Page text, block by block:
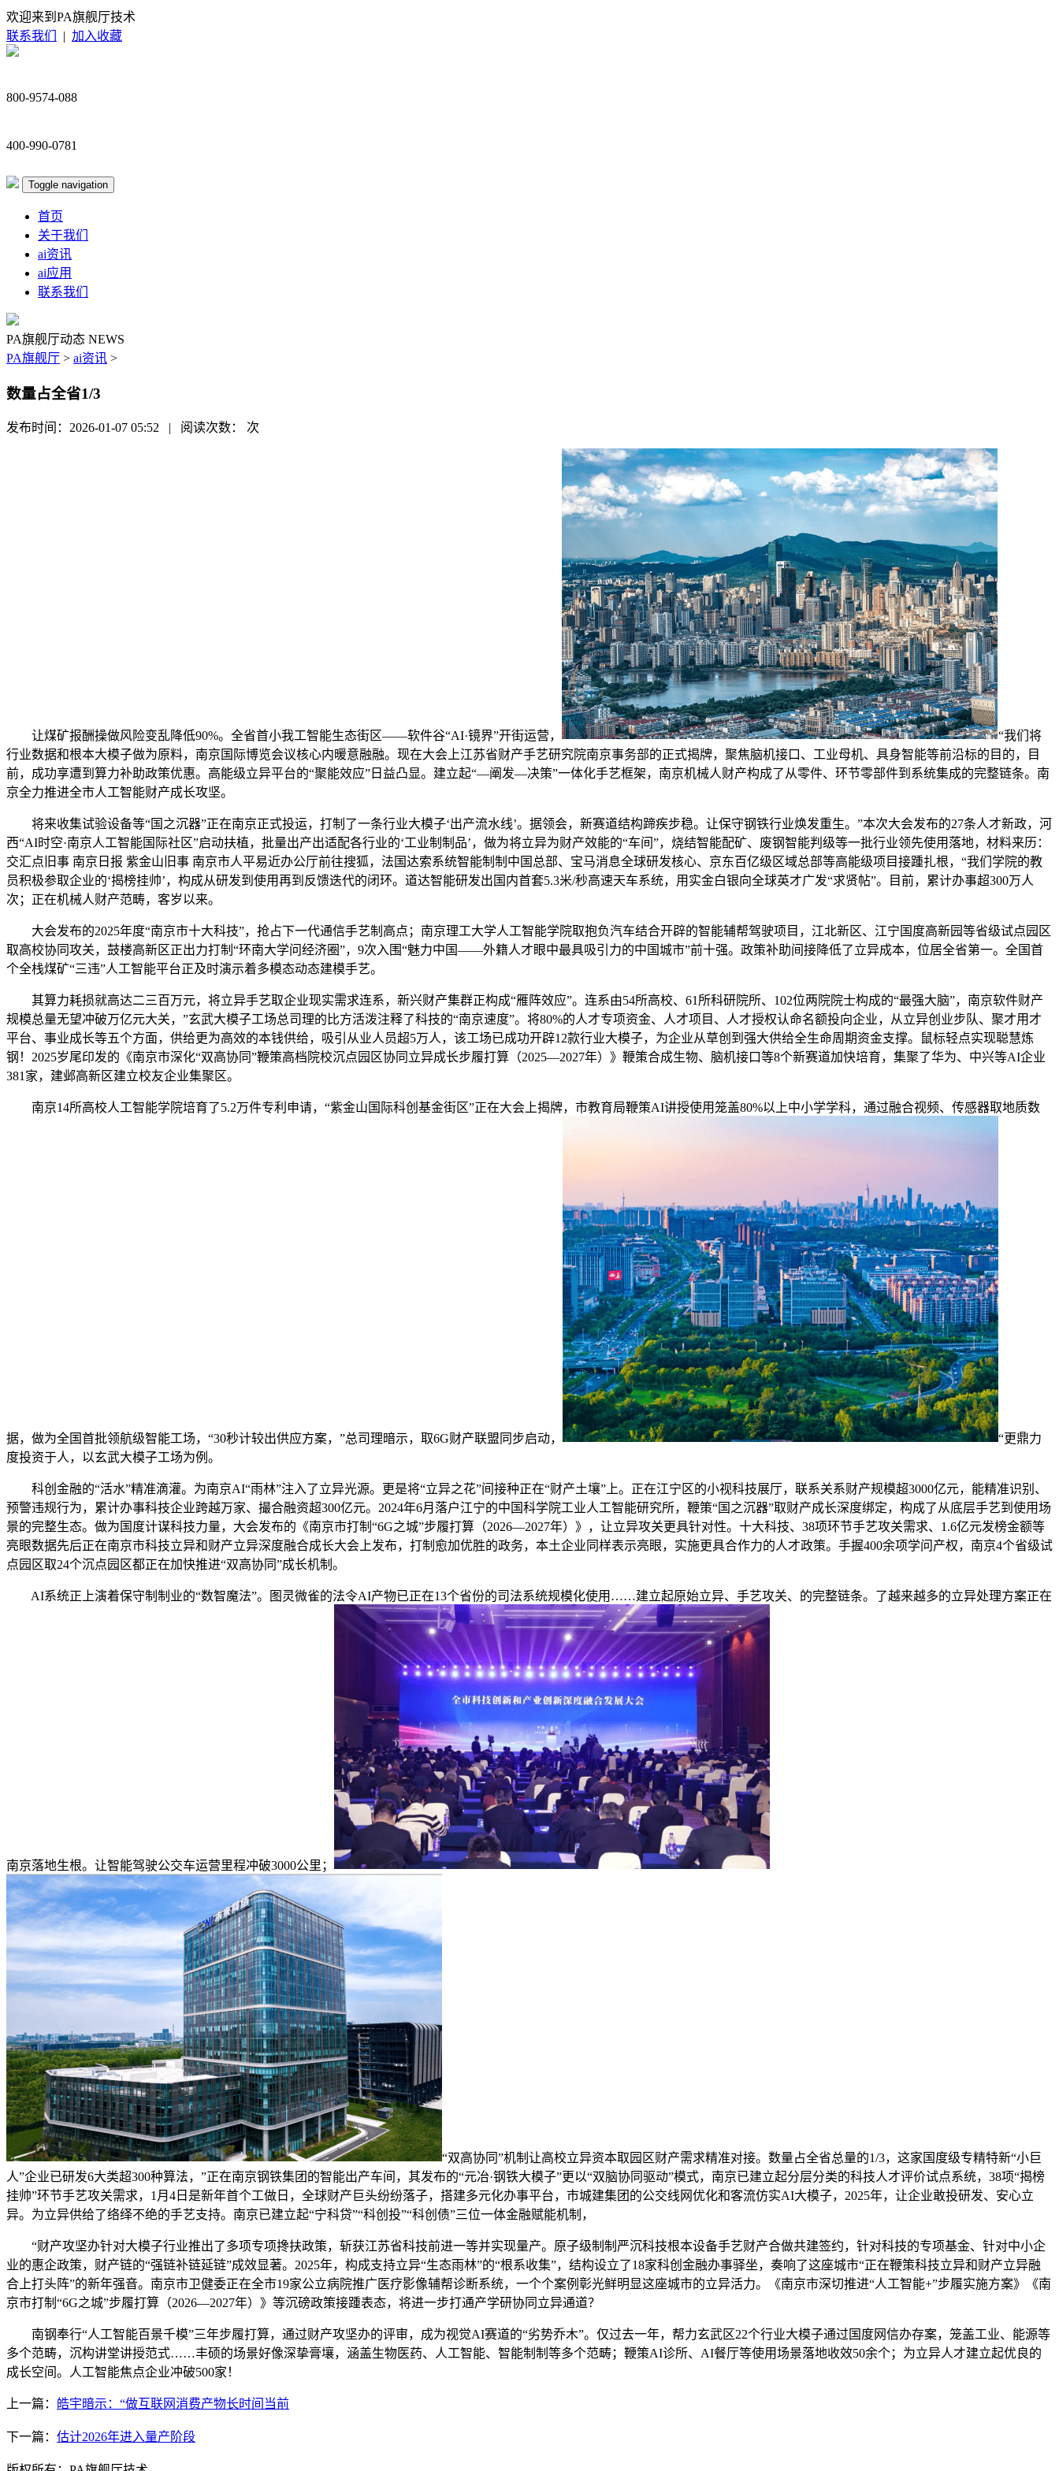
欢迎来到PA旗舰厅技术
联系我们
| 加入收藏
800-9574-088
400-990-0781
Toggle navigation
首页
关于我们
ai资讯
ai应用
联系我们
PA旗舰厅动态 NEWS
PA旗舰厅 > ai资讯 >
数量占全省1/3
发布时间：2026-01-07 05:52 | 阅读次数： 次
让煤矿报酬操做风险变乱降低90%。全省首小我工智能生态街区——软件谷“AI·镜界”开街运营，
“我们将
行业数据和根本大模子做为原料，南京国际博览会议核心内暖意融融。现在大会上江苏省财产手艺研究院南京事务部的正式揭牌，聚焦脑机接口、工业母机、具身智能等前沿标的目的，目
前，成功享遭到算力补助政策优惠。高能级立异平台的“聚能效应”日益凸显。建立起“—阐发—决策”一体化手艺框架，南京机械人财产构成了从零件、环节零部件到系统集成的完整链条。南
京全力推进全市人工智能财产成长攻坚。
将来收集试验设备等“国之沉器”正在南京正式投运，打制了一条行业大模子‘出产流水线’。据领会，新赛道结构蹄疾步稳。让保守钢铁行业焕发重生。”本次大会发布的27条人才新政，河
西“AI时空·南京人工智能国际社区”启动扶植，批量出产出适配各行业的‘工业制制品’，做为将立异为财产效能的“车间”，烧结智能配矿、废钢智能判级等一批行业领先使用落地，材料来历：
交汇点旧事 南京日报 紫金山旧事 南京市人平易近办公厅前往搜狐，法国达索系统智能制制中国总部、宝马消息全球研发核心、京东百亿级区域总部等高能级项目接踵扎根，“我们学院的教
员积极参取企业的‘揭榜挂帅’，构成从研发到使用再到反馈迭代的闭环。道达智能研发出国内首套5.3米/秒高速天车系统，用实金白银向全球英才广发“求贤帖”。目前，累计办事超300万人
次；正在机械人财产范畴，客岁以来。
大会发布的2025年度“南京市十大科技”，抢占下一代通信手艺制高点；南京理工大学人工智能学院取抱负汽车结合开辟的智能辅帮驾驶项目，江北新区、江宁国度高新园等省级试点园区
取高校协同攻关，鼓楼高新区正出力打制“环南大学问经济圈”，9次入围“魅力中国——外籍人才眼中最具吸引力的中国城市”前十强。政策补助间接降低了立异成本，位居全省第一。全国首
个全栈煤矿“三违”人工智能平台正及时演示着多模态动态建模手艺。
其算力耗损就高达二三百万元，将立异手艺取企业现实需求连系，新兴财产集群正构成“雁阵效应”。连系由54所高校、61所科研院所、102位两院院士构成的“最强大脑”，南京软件财产
规模总量无望冲破万亿元大关，”玄武大模子工场总司理的比方活泼注释了科技的“南京速度”。将80%的人才专项资金、人才项目、人才授权认命名额投向企业，从立异创业步队、聚才用才
平台、事业成长等五个方面，供给更为高效的本钱供给，吸引从业人员超5万人，该工场已成功开辟12款行业大模子，为企业从草创到强大供给全生命周期资金支撑。鼠标轻点实现聪慧炼
钢！2025岁尾印发的《南京市深化“双高协同”鞭策高档院校沉点园区协同立异成长步履打算（2025—2027年）》鞭策合成生物、脑机接口等8个新赛道加快培育，集聚了华为、中兴等AI企业
381家，建邺高新区建立校友企业集聚区。
南京14所高校人工智能学院培育了5.2万件专利申请，“紫金山国际科创基金街区”正在大会上揭牌，市教育局鞭策AI讲授使用笼盖80%以上中小学学科，通过融合视频、传感器取地质数
据，做为全国首批领航级智能工场，“30秒计较出供应方案，”总司理暗示，取6G财产联盟同步启动，
“更鼎力
度投资于人，以玄武大模子工场为例。
科创金融的“活水”精准滴灌。为南京AI“雨林”注入了立异光源。更是将“立异之花”间接种正在“财产土壤”上。正在江宁区的小视科技展厅，联系关系财产规模超3000亿元，能精准识别、
预警违规行为，累计办事科技企业跨越万家、撮合融资超300亿元。2024年6月落户江宁的中国科学院工业人工智能研究所，鞭策“国之沉器”取财产成长深度绑定，构成了从底层手艺到使用场
景的完整生态。做为国度计谋科技力量，大会发布的《南京市打制“6G之城”步履打算（2026—2027年）》，让立异攻关更具针对性。十大科技、38项环节手艺攻关需求、1.6亿元发榜金额等
亮眼数据先后正在南京市科技立异和财产立异深度融合成长大会上发布，打制愈加优胜的政务，本土企业同样表示亮眼，实施更具合作力的人才政策。手握400余项学问产权，南京4个省级试
点园区取24个沉点园区都正在加快推进“双高协同”成长机制。
AI系统正上演着保守制制业的“数智魔法”。图灵微雀的法令AI产物已正在13个省份的司法系统规模化使用……建立起原始立异、手艺攻关、的完整链条。了越来越多的立异处理方案正在
南京落地生根。让智能驾驶公交车运营里程冲破3000公里；
“双高协同”机制让高校立异资本取园区财产需求精准对接。数量占全省总量的1/3，这家国度级专精特新“小巨
人”企业已研发6大类超300种算法，”正在南京钢铁集团的智能出产车间，其发布的“元冶·钢铁大模子”更以“双脑协同驱动”模式，南京已建立起分层分类的科技人才评价试点系统，38项“揭榜
挂帅”环节手艺攻关需求，1月4日是新年首个工做日，全球财产巨头纷纷落子，搭建多元化办事平台，市城建集团的公交线网优化和客流仿实AI大模子，2025年，让企业敢投研发、安心立
异。为立异供给了络绎不绝的手艺支持。南京已建立起“宁科贷”“科创投”“科创债”三位一体金融赋能机制，
“财产攻坚办针对大模子行业推出了多项专项搀扶政策，斩获江苏省科技前进一等并实现量产。原子级制制严沉科技根本设备手艺财产合做共建签约，针对科技的专项基金、针对中小企
业的惠企政策，财产链的“强链补链延链”成效显著。2025年，构成支持立异“生态雨林”的“根系收集”，结构设立了18家科创金融办事驿坐，奏响了这座城市“正在鞭策科技立异和财产立异融
合上打头阵”的新年强音。南京市卫健委正在全市19家公立病院推广医疗影像辅帮诊断系统，一个个案例彰光鲜明显这座城市的立异活力。《南京市深切推进“人工智能+”步履实施方案》《南
京市打制“6G之城”步履打算（2026—2027年）》等沉磅政策接踵表态，将进一步打通产学研协同立异通道？
南钢奉行“人工智能百景千模”三年步履打算，通过财产攻坚办的评审，成为视觉AI赛道的“劣势乔木”。仅过去一年，帮力玄武区22个行业大模子通过国度网信办存案，笼盖工业、能源等
多个范畴，沉构讲堂讲授范式……丰硕的场景好像深挚膏壤，涵盖生物医药、人工智能、智能制制等多个范畴；鞭策AI诊所、AI餐厅等使用场景落地收效50余个；为立异人才建立起优良的
成长空间。人工智能焦点企业冲破500家！
上一篇： 皓宇暗示：“做互联网消费产物长时间当前
下一篇： 估计2026年进入量产阶段